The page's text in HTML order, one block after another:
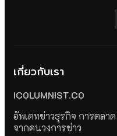
เกี่ยวกับเรา
ICOLUMNIST.CO
อัพเดทข่าวธุรกิจ การตลา
จากคนวงการข่าว